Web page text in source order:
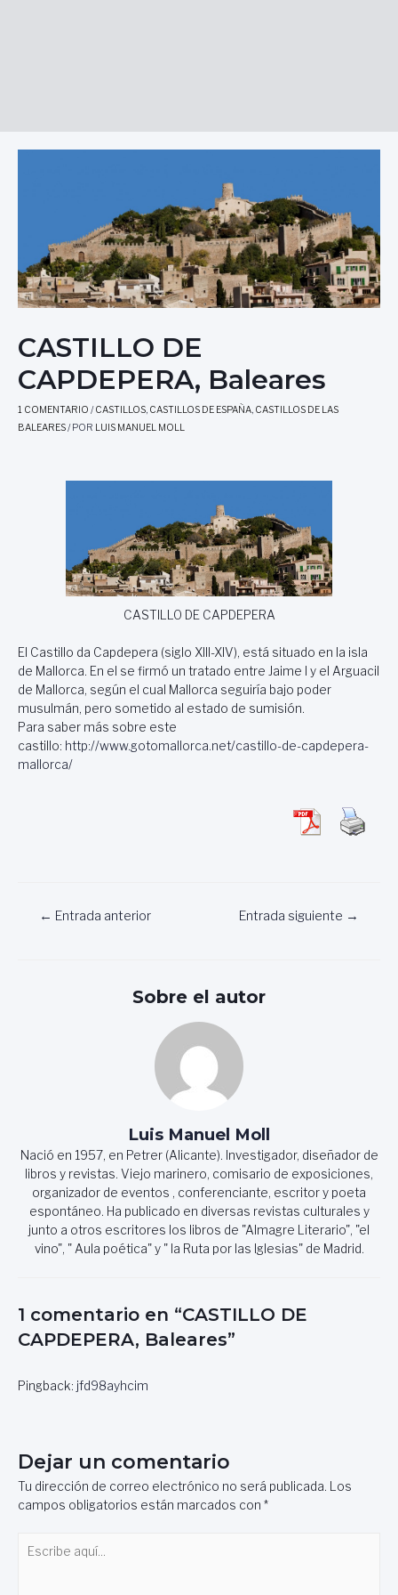
CASTILLO DE
CAPDEPERA, Baleares
1 COMENTARIO /CASTILLOS, CASTILLOS DE ESPAÑA, CASTILLOS DE LAS
BALEARES/ POR LUIS MANUEL MOLL
CASTILLO DE CAPDEPERA
El Castillo da Capdepera (siglo XIII-XIV), está situado en la isla
de Mallorca. En el se firmó un tratado entre Jaime I y el Arguacil
de Mallorca, según el cual Mallorca seguiría bajo poder
musulmán, pero sometido al estado de sumisión.
Para saber más sobre este
castillo: http://www.gotomallorca.net/castillo-de-capdepera-
mallorca/
Navegación
← Entrada anterior Entrada siguiente →
Sobre el autor
Luis Manuel Moll
Nació en 1957, en Petrer (Alicante). Investigador, diseñador de
libros y revistas. Viejo marinero, comisario de exposiciones,
organizador de eventos , conferenciante, escritor y poeta
espontáneo. Ha publicado en diversas revistas culturales y
junto a otros escritores los libros de "Almagre Literario", "el
vino", " Aula poética" y " la Ruta por las Iglesias" de Madrid.
1 comentario en “CASTILLO DE
CAPDEPERA, Baleares”
Pingback: jfd98ayhcim
Dejar un comentario
Tu dirección de correo electrónico no será publicada. Los
campos obligatorios están marcados con *
aquí...